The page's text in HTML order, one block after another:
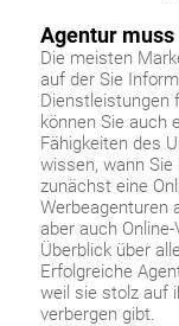
Agentur
Die meisten
auf der Sie
Dienstleistungen
können Sie auch
Fähigkeiten des
wissen, wann
zunächst eine
Werbeagenturen
aber auch
Überblick über
Erfolgreiche
weil sie stolz auf
verbergen gibt.